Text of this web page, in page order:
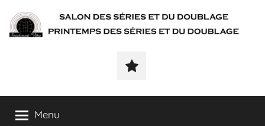
SÉRIALEMENT-
séries
Menu